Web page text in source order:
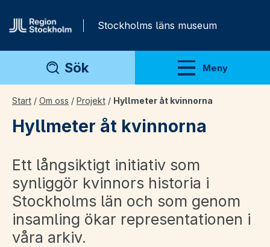
Stockholms läns museum
Sök Meny
Visa meny
Start / Om oss / Projekt / Hyllmeter åt kvinnorna
Hyllmeter åt kvinnorna
Ett långsiktigt initiativ som
synliggör kvinnors historia i
Stockholms län och som genom
insamling ökar representationen i
våra arkiv.